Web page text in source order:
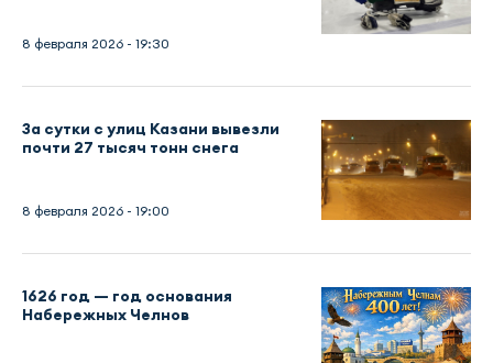
8 февраля 2026 - 19:30
За сутки с улиц Казани вывезли
почти 27 тысяч тонн снега
8 февраля 2026 - 19:00
1626 год — год основания
Набережных Челнов